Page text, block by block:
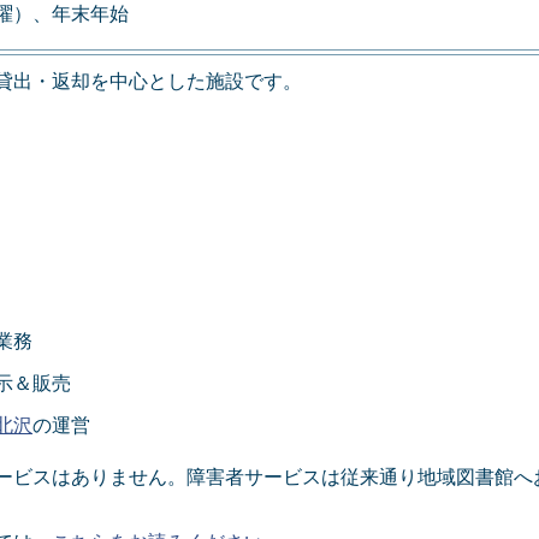
）、年末年始
・返却を中心とした施設です。
務
＆販売
沢の運営
ビスはありません。障害者サービスは従来通り地域図書館へ